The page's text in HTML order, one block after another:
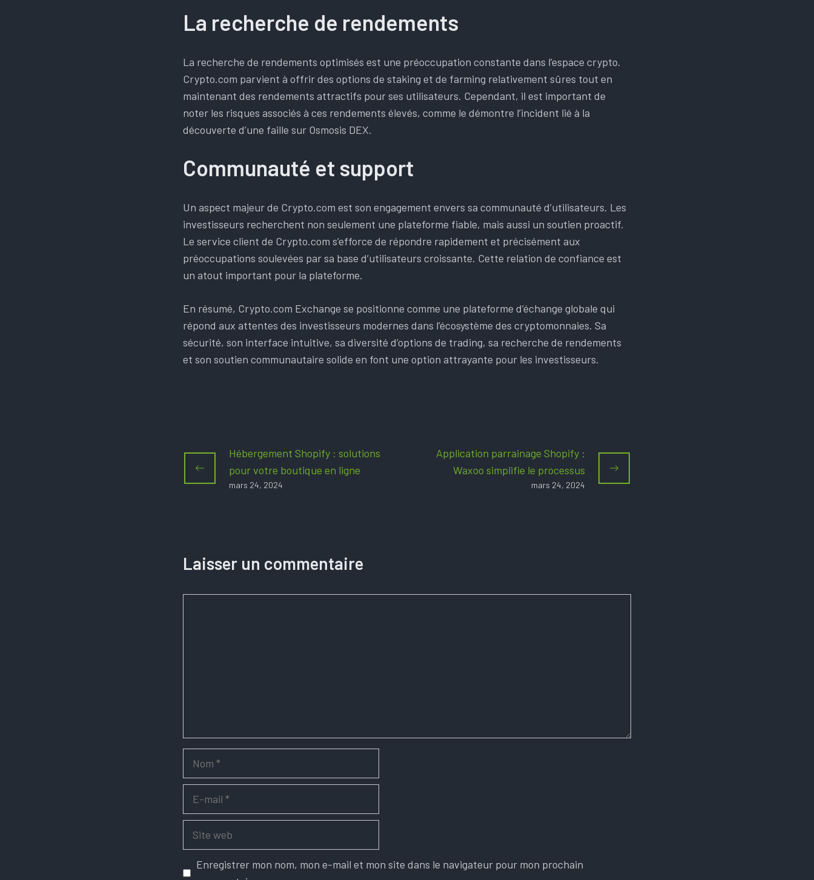
La recherche de rendements
La recherche de rendements optimisés est une préoccupation constante dans l’espace crypto.
Crypto.com parvient à offrir des options de staking et de farming relativement sûres tout en
maintenant des rendements attractifs pour ses utilisateurs. Cependant, il est important de
noter les risques associés à ces rendements élevés, comme le démontre l’incident lié à la
découverte d’une faille sur Osmosis DEX.
Communauté et support
Un aspect majeur de Crypto.com est son engagement envers sa communauté d’utilisateurs. Les
investisseurs recherchent non seulement une plateforme fiable, mais aussi un soutien proactif.
Le service client de Crypto.com s’efforce de répondre rapidement et précisément aux
préoccupations soulevées par sa base d’utilisateurs croissante. Cette relation de confiance est
un atout important pour la plateforme.
En résumé, Crypto.com Exchange se positionne comme une plateforme d’échange globale qui
répond aux attentes des investisseurs modernes dans l’écosystème des cryptomonnaies. Sa
sécurité, son interface intuitive, sa diversité d’options de trading, sa recherche de rendements
et son soutien communautaire solide en font une option attrayante pour les investisseurs.
Hébergement Shopify : solutions
pour votre boutique en ligne
mars 24, 2024
Application parrainage Shopify :
Waxoo simplifie le processus
mars 24, 2024
Laisser un commentaire
Enregistrer mon nom, mon e-mail et mon site dans le navigateur pour mon prochain